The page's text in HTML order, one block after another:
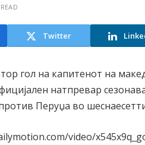
Twitter
гол на капитенот на
натпревар
Перуџа во
video/